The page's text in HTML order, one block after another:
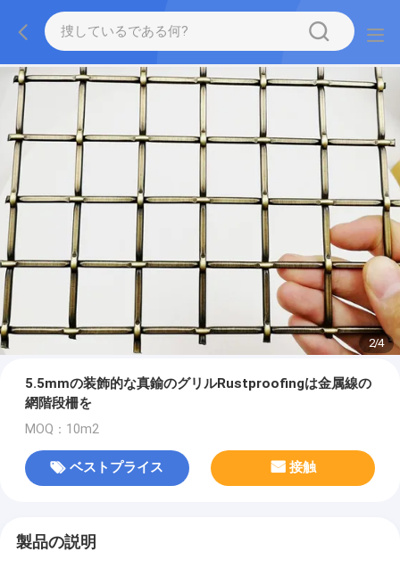
2/4
5.5mmの装飾的な真鍮のグリルRustproofingは金属線の
網階段柵を
MOQ：10m2
ベストプライス 接触
製品の説明